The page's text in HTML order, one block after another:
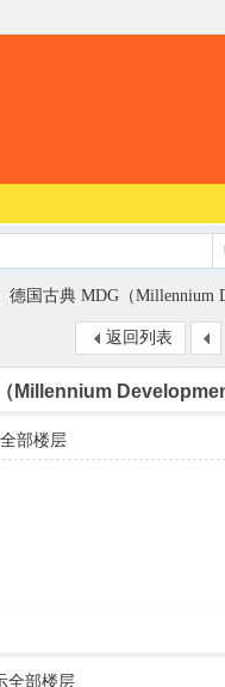
德国古典 MDG（Millennium
返回列表
Millennium
部楼层
全部楼层